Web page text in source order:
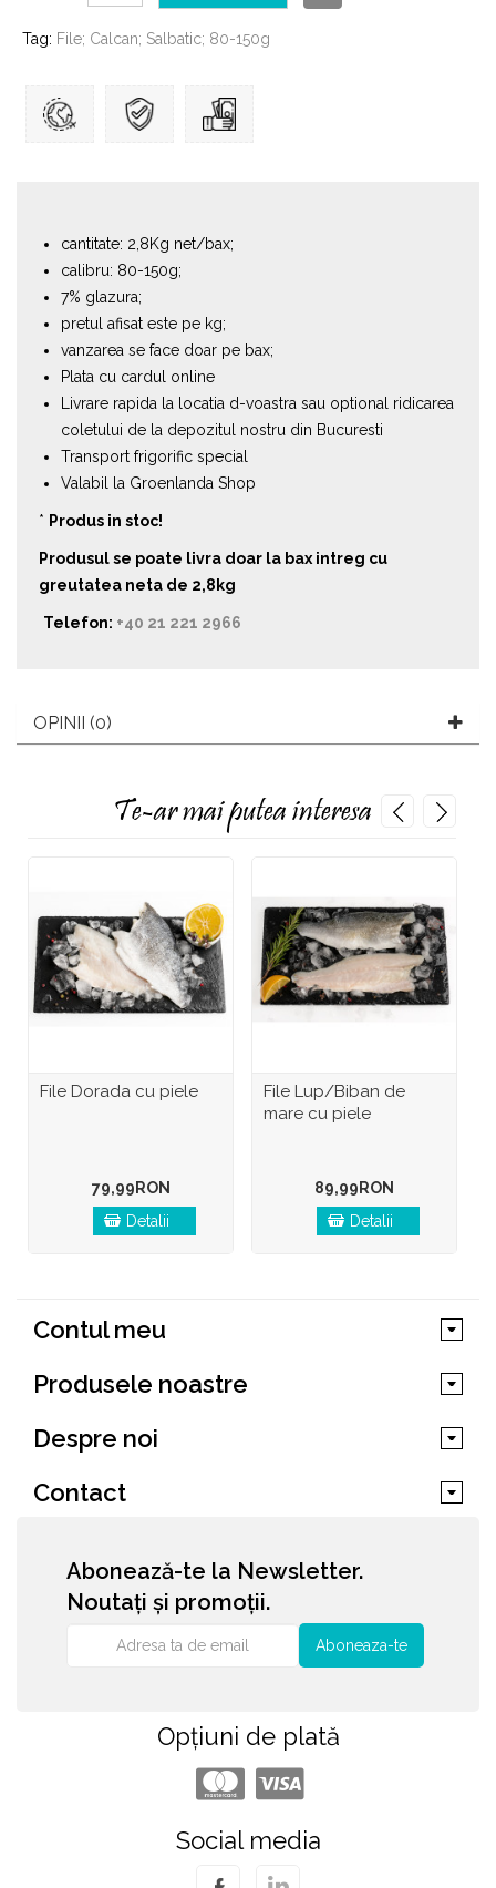
Tag: File; Calcan; Salbatic; 80-150g
cantitate: 2,8Kg net/bax;
calibru: 80-150g;
7% glazura;
pretul afisat este pe kg;
vanzarea se face doar pe bax;
Plata cu cardul online
Livrare rapida la locatia d-voastra sau optional ridicarea
coletului de la depozitul nostru din Bucuresti
Transport frigorific special
Valabil la Groenlanda Shop
* Produs in stoc!
Produsul se poate livra doar la bax intreg cu
greutatea neta de 2,8kg
Telefon: +40 21 221 2966
OPINII (0)
Te-ar mai putea interesa
File Dorada cu piele
79,99RON
Detalii
File Lup/Biban de
mare cu piele
89,99RON
Detalii
Contul meu
Produsele noastre
Despre noi
Contact
Abonează-te la Newsletter.
Noutați și promoții.
Aboneaza-te
Opțiuni de plată
Social media